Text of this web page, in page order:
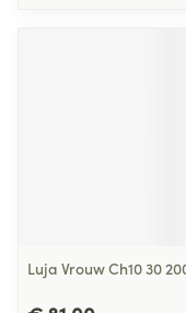
Luja Vrouw Ch10 30